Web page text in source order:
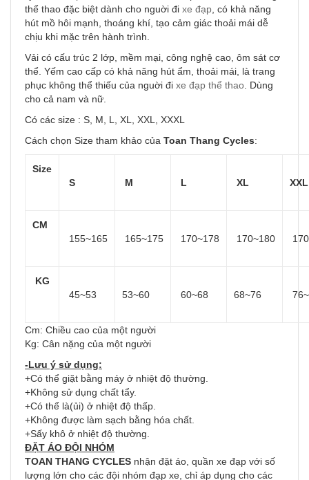
thể thao đặc biệt dành cho nguời đi xe đạp , có khả năng
hút mồ hôi mạnh, thoáng khí, tạo cảm giác thoải mái dễ
chịu khi mặc trên hành trình.
Vải có cấu trúc 2 lớp, mềm mại, công nghệ cao, ôm sát cơ
thể. Yếm cao cấp có khả năng hút ẩm, thoải mái, là trang
phục không thể thiếu của nguời đi xe đạp thể thao . Dùng
cho cả nam và nữ.
Có các size : S, M, L, XL, XXL, XXXL
Cách chọn Size tham khảo của Toan Thang Cycles:
Size
S
M L XL
CM
155~165
165~175 170~178 170~180
KG
45~53
53~60 60~68 68~76
Cm: Chiều cao của một người
Kg: Cân nặng của một người
-Lưu ý sử dụng:
+Có thể giặt bằng máy ở nhiệt độ thường.
+Không sử dụng chất tẩy.
+Có thể là(ủi) ở nhiệt độ thấp.
+Không được làm sạch bằng hóa chất.
+Sấy khô ở nhiệt độ thường.
ĐẶT ÁO ĐỘI NHÓM
TOAN THANG CYCLES nhận đặt áo, quần xe đạp với số
lượng lớn cho các đội nhóm đạp xe, chỉ áp dụng cho các